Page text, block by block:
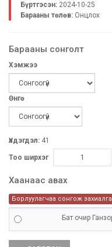
Бүртгэсэн: 2024-10-25
Барааны төлөв: Онцлох
Барааны сонголт
Хэмжээ
Өнгө
Үлдэгдэл: 41
Тоо ширхэг
Хаанаас авах
Борлуулагчаа сонгож захиалгаа
Бат очир